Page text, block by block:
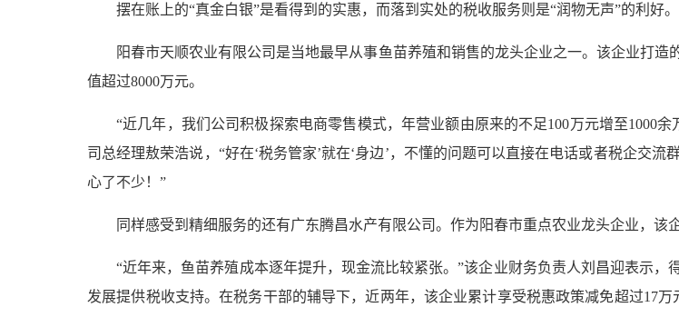
摆在账上的“真金白银”是看得到的实惠，而落到实处的税收服务则是“润物无声”的利好。
阳春市天顺农业有限公司是当地最早从事鱼苗养殖和销售的龙头企业之一。该企业打
值超过8000万元。
“近几年，我们公司积极探索电商零售模式，年营业额由原来的不足100万元增至1000
司总经理敖荣浩说，“好在‘税务管家’就在‘身边’，不懂的问题可以直接在电话或者税企交
心了不少！”
同样感受到精细服务的还有广东腾昌水产有限公司。作为阳春市重点农业龙头企业，该
“近年来，鱼苗养殖成本逐年提升，现金流比较紧张。”该企业财务负责人刘昌迎表示
发展提供税收支持。在税务干部的辅导下，近两年，该企业累计享受税惠政策减免超过17